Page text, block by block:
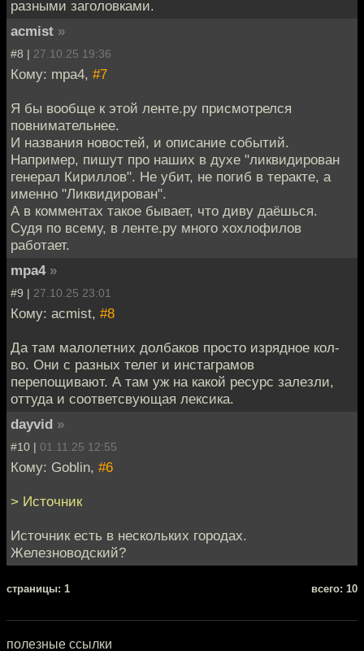
разными заголовками.
acmist »
#8 | 27.10.25 19:36
Кому: mpa4, #7
Я бы вообще к этой ленте.ру присмотрелся
повнимательнее.
И названия новостей, и описание событий.
Например, пишут про наших в духе "ликвидирован
генерал Кириллов". Не убит, не погиб в теракте, а
именно "Ликвидирован".
А в комментах такое бывает, что диву даёшься.
Судя по всему, в ленте.ру много хохлофилов
работает.
mpa4 »
#9 | 27.10.25 23:01
Кому: acmist, #8
Да там малолетних долбаков просто изрядное кол-
во. Они с разных телег и инстаграмов
перепощивают. А там уж на какой ресурс залезли,
оттуда и соответсвующая лексика.
dayvid »
#10 | 01.11.25 12:55
Кому: Goblin, #6
> Источник
Источник есть в нескольких городах.
Железноводский?
cтраницы: 1 всего: 10
полезные ссылки